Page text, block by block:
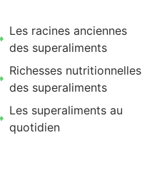
Les racines anciennes
des superaliments
Richesses nutritionnelles
des superaliments
Les superaliments au
quotidien